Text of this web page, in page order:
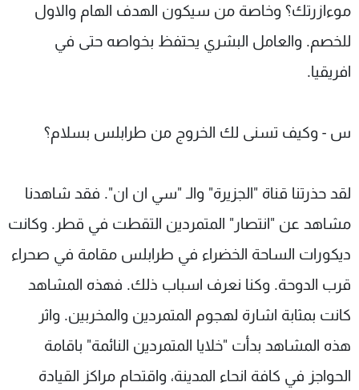
موءازرتك؟ وخاصة من سيكون الهدف الهام والاول
للخصم. والعامل البشري يحتفظ بخواصه حتى في
افريقيا.
س - وكيف تسنى لك الخروج من طرابلس بسلام؟
لقد حذرتنا قناة "الجزيرة" والـ "سي ان ان". فقد شاهدنا
مشاهد عن "انتصار" المتمردين التقطت في قطر. وكانت
ديكورات الساحة الخضراء في طرابلس مقامة في صحراء
قرب الدوحة. وكنا نعرف اسباب ذلك. فهذه المشاهد
كانت بمثابة اشارة لهجوم المتمردين والمخربين. واثر
هذه المشاهد بدأت "خلايا المتمردين النائمة" باقامة
الحواجز في كافة انحاء المدينة، واقتحام مراكز القيادة